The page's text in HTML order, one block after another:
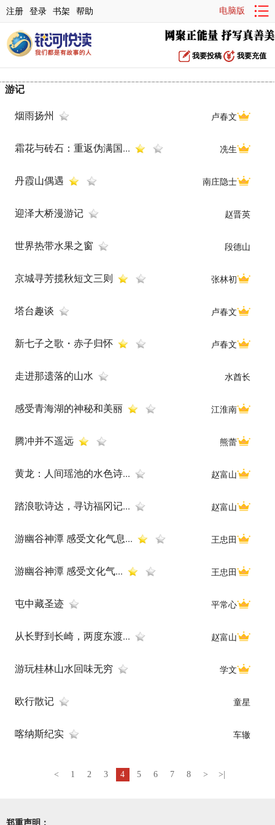
注册 登录 书架 帮助 电脑版
我要投稿 我要充值
游记
烟雨扬州 卢春文
霜花与砖石：重返伪满国... 冼生
丹霞山偶遇 南庄隐士
迎泽大桥漫游记 赵晋英
世界热带水果之窗 段德山
京城寻芳揽秋短文三则 张林初
塔台趣谈 卢春文
新七子之歌・赤子归怀 卢春文
走进那遗落的山水 水酋长
感受青海湖的神秘和美丽 江淮南
腾冲并不遥远 熊蕾
黄龙：人间瑶池的水色诗... 赵富山
踏浪歌诗达，寻访福冈记... 赵富山
游幽谷神潭 感受文化气息... 王忠田
游幽谷神潭 感受文化气... 王忠田
屯中藏圣迹 平常心
从长野到长崎，两度东渡... 赵富山
游玩桂林山水回味无穷 学文
欧行散记 童星
喀纳斯纪实 车辙
< 1 2 3 4 5 6 7 8 > >|
郑重声明：